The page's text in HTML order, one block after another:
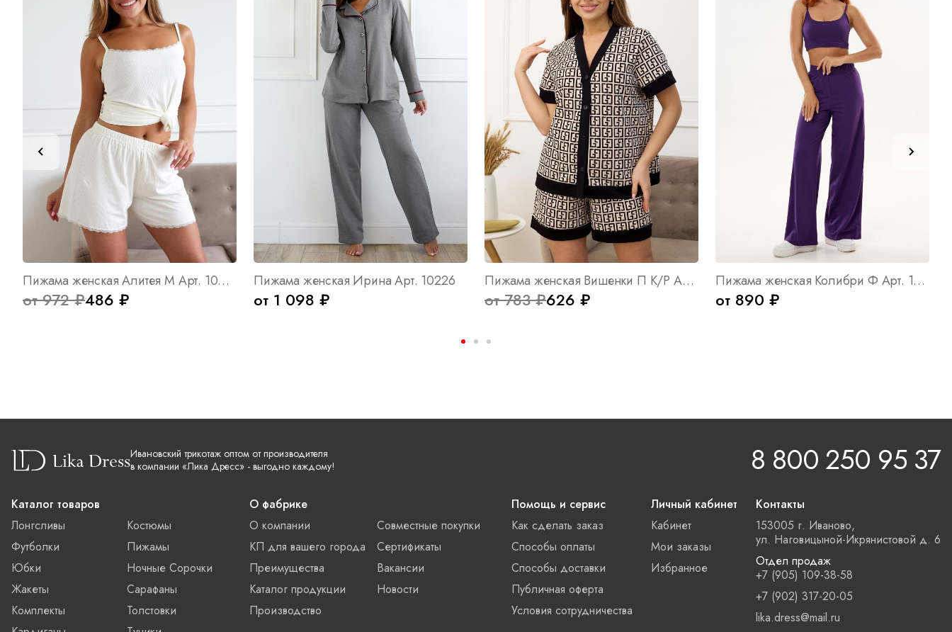
Пижама женская Алитея М Арт. 10015
от 972 ₽486 ₽
Пижама женская Ирина Арт. 10226
от 1 098 ₽
Пижама женская Вишенки П К/Р Арт. 9896
от 783 ₽626 ₽
Пижама женская Колибри Ф Арт. 10443
от 890 ₽
Ивановский трикотаж оптом от производителя
в компании «Лика Дресс» - выгодно каждому!
8 800 250 95 37
Каталог товаров
Лонгсливы
Футболки
Юбки
Жакеты
Комплекты
Костюмы
Пижамы
Ночные Сорочки
Сарафаны
Толстовки
О фабрике
О компании
КП для вашего города
Преимущества
Каталог продукции
Производство
Совместные покупки
Сертификаты
Вакансии
Новости
Помощь и сервис
Как сделать заказ
Способы оплаты
Способы доставки
Публичная оферта
Условия сотрудничества
Личный кабинет
Кабинет
Мои заказы
Избранное
Контакты
153005 г. Иваново,
ул. Наговицыной-Икрянистовой д. 6
Отдел продаж
+7 (905) 109-38-58
+7 (902) 317-20-05
lika.dress@mail.ru